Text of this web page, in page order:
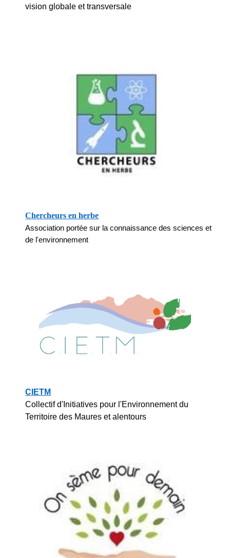
vision globale et transversale
Chercheurs en herbe
Association portée sur la connaissance des sciences et
de l'environnement
CIETM
Collectif d'Initiatives pour l'Environnement du
Territoire des Maures et alentours